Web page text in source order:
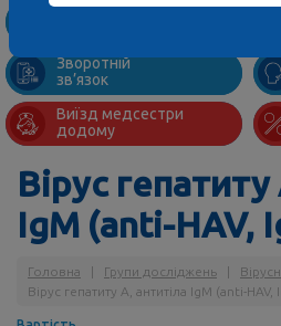
Підготовка
Зворотній
зв’язок
Виїзд медсестри
додому
Вірус
IgM (anti-HAV,
Головна Групи досліджень
Вірус гепатиту А, антитіла IgM (anti-HAV,